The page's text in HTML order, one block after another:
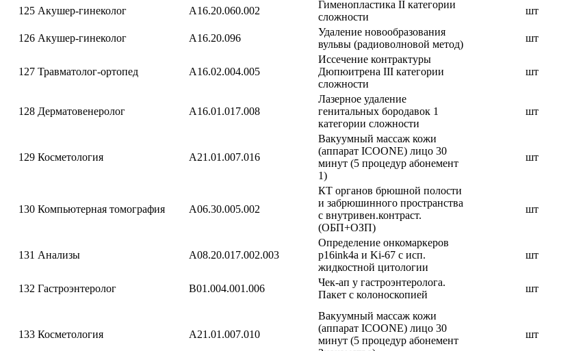
125 Акушер-гинеколог A16.20.060.002
Гименопластика II категории
сложности
шт
126 Акушер-гинеколог A16.20.096
Удаление новообразования
вульвы (радиоволновой метод)
шт
127 Травматолог-ортопед A16.02.004.005
Иссечение контрактуры
Дюпюитрена III категории
сложности
шт
128 Дерматовенеролог A16.01.017.008
Лазерное удаление
генитальных бородавок 1
категории сложности
шт
129 Косметология A21.01.007.016
Вакуумный массаж кожи
(аппарат ICOONE) лицо 30
минут (5 процедур абонемент
1)
шт
130 Компьютерная томография A06.30.005.002
КТ органов брюшной полости
и забрюшинного пространства
с внутривен.контраст.
(ОБП+ОЗП)
шт
131 Анализы A08.20.017.002.003
Определение онкомаркеров
p16ink4a и Ki-67 с исп.
жидкостной цитологии
шт
132 Гастроэнтеролог B01.004.001.006
Чек-ап у гастроэнтеролога.
Пакет с колоноскопией
шт
133 Косметология A21.01.007.010
Вакуумный массаж кожи
(аппарат ICOONE) лицо 30
минут (5 процедур абонемент
шт